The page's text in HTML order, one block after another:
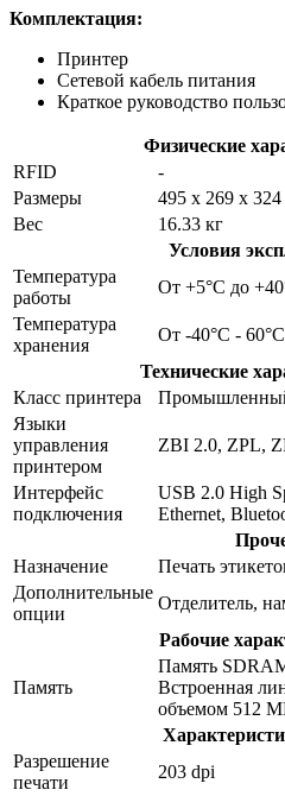
Комплектация:
Принтер
Сетевой кабель питания
Краткое руководство
Физические
RFID
-
Размеры
495 x 269 x
Вес
16.33 кг
Условия
Температура
работы
От +5°C до
Температура
хранения
От -40°С - 60°С
Технические
Класс принтера
Языки
управления
принтером
ZBI 2.0, ZPL,
Интерфейс
подключения
USB 2.0 High
Ethernet,
Назначение
Печать
Дополнительные
опции
Отделитель,
Рабочие
Память
Память
Встроенная
объемом 512
Разрешение
печати
203 dpi